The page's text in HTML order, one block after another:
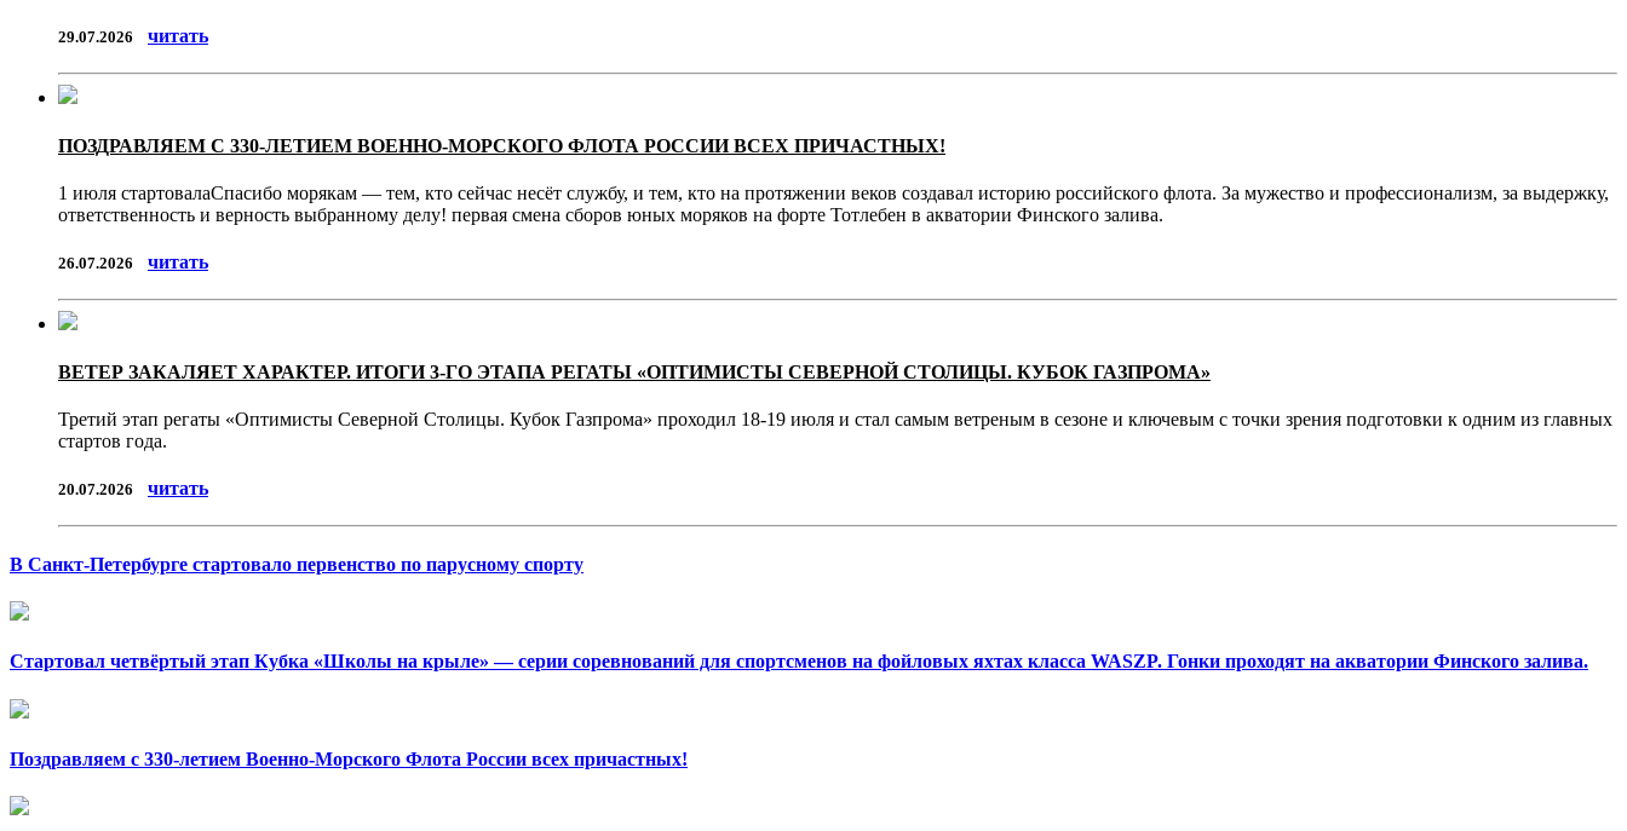
29.07.2026 читать
ПОЗДРАВЛЯЕМ С 330-ЛЕТИЕМ ВОЕННО-МОРСКОГО ФЛОТА РОССИИ ВСЕХ ПРИЧАСТНЫХ!
1 июля стартовалаСпасибо морякам — тем, кто сейчас несёт службу, и тем, кто на протяжении веков создавал историю российского флота. За мужество и профессионализм, за выдержку,
ответственность и верность выбранному делу! первая смена сборов юных моряков на форте Тотлебен в акватории Финского залива.
26.07.2026 читать
ВЕТЕР ЗАКАЛЯЕТ ХАРАКТЕР. ИТОГИ 3-ГО ЭТАПА РЕГАТЫ «ОПТИМИСТЫ СЕВЕРНОЙ СТОЛИЦЫ. КУБОК ГАЗПРОМА»
Третий этап регаты «Оптимисты Северной Столицы. Кубок Газпрома» проходил 18-19 июля и стал самым ветреным в сезоне и ключевым с точки зрения подготовки к одним из главных
стартов года.
20.07.2026 читать
В Санкт-Петербурге стартовало первенство по парусному спорту
Стартовал четвёртый этап Кубка «Школы на крыле» — серии соревнований для спортсменов на фойловых яхтах класса WASZP. Гонки проходят на акватории Финского залива.
Поздравляем с 330-летием Военно-Морского Флота России всех причастных!